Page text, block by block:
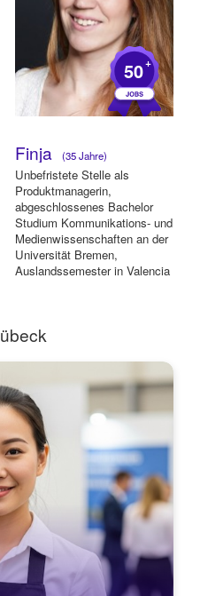
50+
Finja (35 Jahre)
Unbefristete Stelle als
Produktmanagerin,
abgeschlossenes Bachelor
Studium Kommunikations- und
Medienwissenschaften an der
Universität Bremen,
Auslandssemester in Valencia